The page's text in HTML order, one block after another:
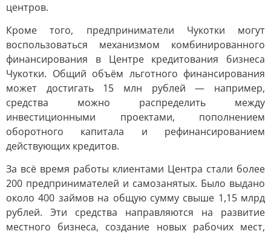
центров.
Кроме того, предприниматели Чукотки могут
воспользоваться механизмом комбинированного
финансирования в Центре кредитования бизнеса
Чукотки. Общий объём льготного финансирования
может достигать 15 млн рублей — например,
средства можно распределить между
инвестиционными проектами, пополнением
оборотного капитала и рефинансированием
действующих кредитов.
За всё время работы клиентами Центра стали более
200 предпринимателей и самозанятых. Было выдано
около 400 займов на общую сумму свыше 1,15 млрд
рублей. Эти средства направляются на развитие
местного бизнеса, создание новых рабочих мест,